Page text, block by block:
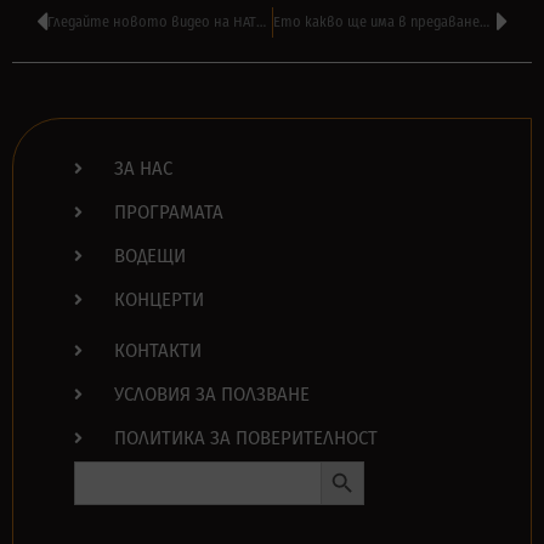
Гледайте новото видео на HATEBREED – ‘Instinctive (Slaughterlust)’ Ето какво ще има в предаването ‘МОТЕЛ ХЕНТАЙ’ на НАСО РУСКОВ
ЗА НАС
ПРОГРАМАТА
ВОДЕЩИ
КОНЦЕРТИ
КОНТАКТИ
УСЛОВИЯ ЗА ПОЛЗВАНЕ
ПОЛИТИКА ЗА ПОВЕРИТЕЛНОСТ
Search Button